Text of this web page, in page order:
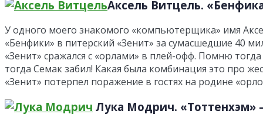
Аксель Витцель.
У одного моего знакомого «компьютерщика» имя
«Бенфики» в питерский «Зенит» за сумасшедшие 40
«Зенит» сражался с «орлами» в плей-офф. Помню
тогда Семак забил! Какая была комбинация это про
«Зенит» потерпел поражение в гостях на родине
Лука Модрич. «Тоттенхэм»